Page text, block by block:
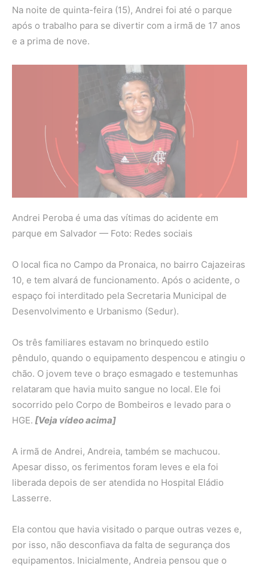
Na noite de quinta-feira (15), Andrei foi até o parque
após o trabalho para se divertir com a irmã de 17 anos
e a prima de nove.
Andrei Peroba é uma das vítimas do acidente em
parque em Salvador — Foto: Redes sociais
O local fica no Campo da Pronaica, no bairro Cajazeiras
10, e tem alvará de funcionamento. Após o acidente, o
espaço foi interditado pela Secretaria Municipal de
Desenvolvimento e Urbanismo (Sedur).
Os três familiares estavam no brinquedo estilo
pêndulo, quando o equipamento despencou e atingiu o
chão. O jovem teve o braço esmagado e testemunhas
relataram que havia muito sangue no local. Ele foi
socorrido pelo Corpo de Bombeiros e levado para o
HGE. [Veja vídeo acima]
A irmã de Andrei, Andreia, também se machucou.
Apesar disso, os ferimentos foram leves e ela foi
liberada depois de ser atendida no Hospital Eládio
Lasserre.
Ela contou que havia visitado o parque outras vezes e,
por isso, não desconfiava da falta de segurança dos
equipamentos. Inicialmente, Andreia pensou que o